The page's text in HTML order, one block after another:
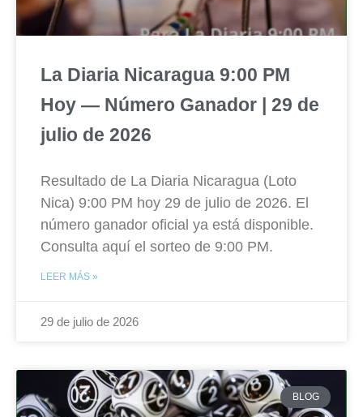
La Diaria Nicaragua 9:00 PM
Hoy — Número Ganador | 29 de
julio de 2026
Resultado de La Diaria Nicaragua (Loto
Nica) 9:00 PM hoy 29 de julio de 2026. El
número ganador oficial ya está disponible.
Consulta aquí el sorteo de 9:00 PM.
LEER MÁS »
29 de julio de 2026
BLOG